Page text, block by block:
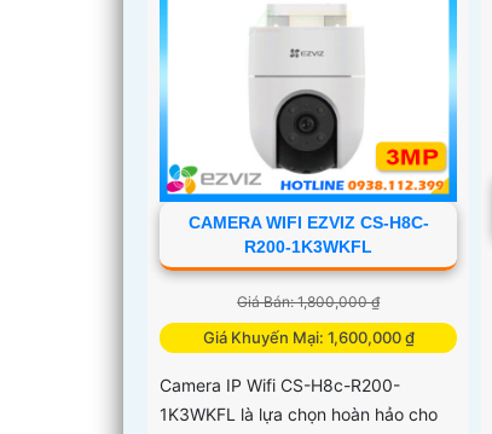
CAMERA WIFI EZVIZ CS-H8C-
R200-1K3WKFL
Giá Bán: 1,800,000 ₫
Giá Khuyến Mại: 1,600,000 ₫
Camera IP Wifi CS-H8c-R200-
1K3WKFL là lựa chọn hoàn hảo cho